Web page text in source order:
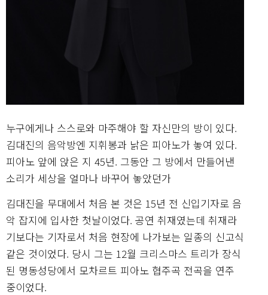
누구에게나 스스로와 마주해야 할 자신만의 방이 있다.
김대진의 음악방엔 지휘봉과 낡은 피아노가 놓여 있다.
피아노 앞에 앉은 지 45년. 그동안 그 방에서 만들어낸
소리가 세상을 얼마나 바꾸어 놓았던가
김대진을 무대에서 처음 본 것은 15년 전 신입기자로 음
악 잡지에 입사한 첫날이었다. 공연 취재였는데 취재라
기보다는 기자로서 처음 현장에 나가보는 일종의 신고식
같은 것이었다. 당시 그는 12월 크리스마스 트리가 장식
된 명동성당에서 모차르트 피아노 협주곡 전곡을 연주
중이었다.